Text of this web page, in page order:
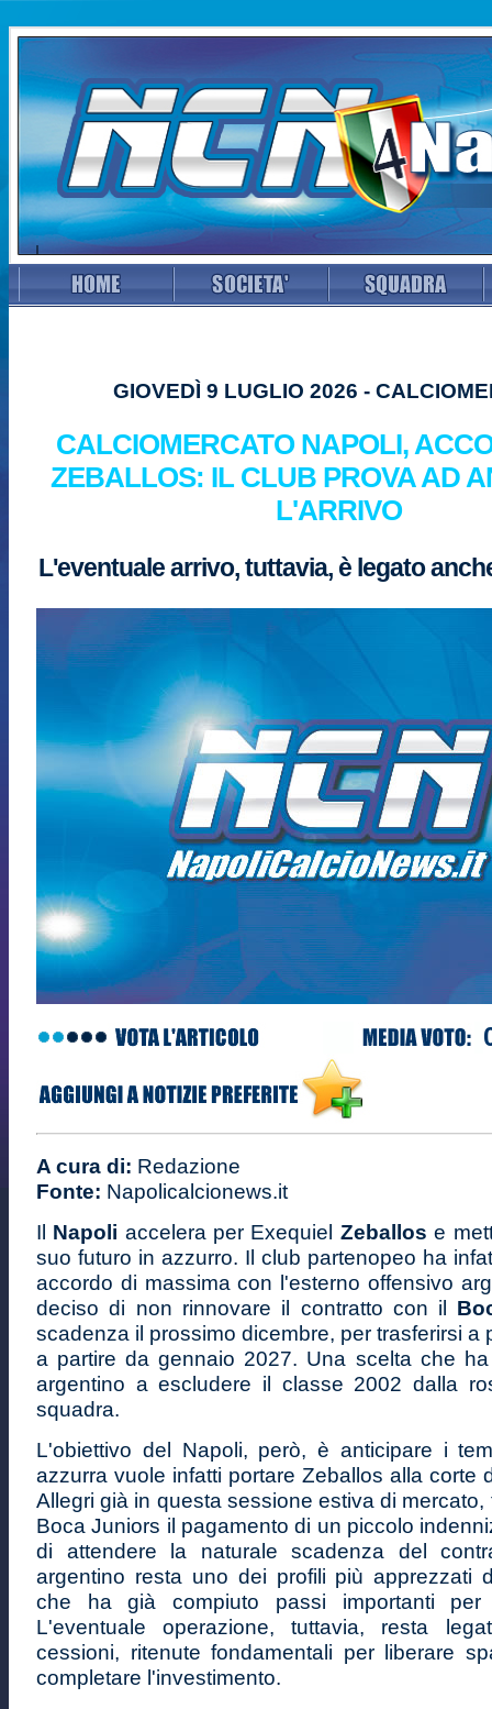
GIOVEDÌ 9 LUGLIO 2026 -
CALCIOMERCATO NAPOLI,
ZEBALLOS: IL CLUB PROVA AD
L'ARRIVO
L'eventuale arrivo, tuttavia, è legato
A cura di: Redazione
Fonte: Napolicalcionews.it
Il Napoli accelera per Exequiel Zeballose
suo futuro in azzurro. Il club partenopeo ha
accordo di massima con l'esterno offensivo
deciso di non rinnovare il contratto con il
scadenza il prossimo dicembre, per trasferirsi a
a partire da gennaio 2027. Una scelta che
argentino a escludere il classe 2002 dalla
squadra.
L'obiettivo del Napoli, però, è anticipare i
azzurra vuole infatti portare Zeballos alla corte
Allegri già in questa sessione estiva di mercato,
Boca Juniors il pagamento di un piccolo
di attendere la naturale scadenza del
argentino resta uno dei profili più apprezzati
che ha già compiuto passi importanti per
L'eventuale operazione, tuttavia, resta
cessioni, ritenute fondamentali per liberare
completare l'investimento.